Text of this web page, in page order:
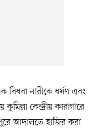
বিধবা নারীকে ধর্ষণ এবং
কেন্দ্রীয় কারাগারে
আদালতে হাজির করা